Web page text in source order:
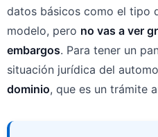
datos básicos como el tipo
modelo, pero no vas a ver
embargos. Para tener un
situación jurídica del
dominio, que es un trámite